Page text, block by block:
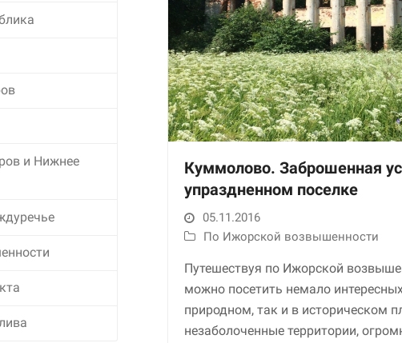
Куммолово. Заброшенная
упраздненном поселке
05.11.2016
По Ижорской возвышенности
Путешествуя по Ижорской
можно посетить немало
природном, так и в историческом
незаболоченные территории,
и Нижнее